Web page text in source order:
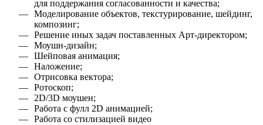
для поддержания согласованности и качества;
Моделирование объектов, текстурирование, шейдинг,
композинг;
Решение иных задач поставленных Арт-директором;
Моушн-дизайн;
Шейповая анимация;
Наложение;
Отрисовка вектора;
Ротоскоп;
2D/3D моушен;
Работа с фулл 2D анимацией;
Работа со стилизацией видео